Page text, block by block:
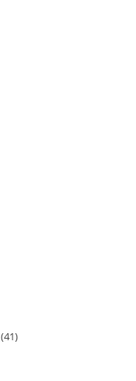
41